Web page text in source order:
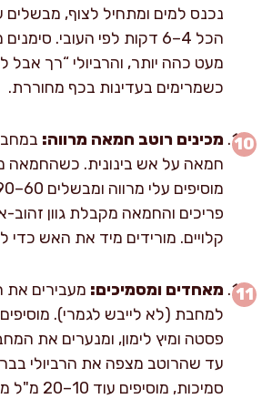
הכל 4–6 דקות לפי העובי.
מעט כהה יותר, והרביולי “רך
כשמרימים בעדינות בכף מחוררת.
מכינים רוטב חמאה מרווה:
חמאה על אש בינונית. כשהחמאה
פריכים והחמאה מקבלת גוון זהוב-
קלויים. מורידים מיד את האש כדי
מאחדים ומסמיכים: מעבירים את
עד שהרוטב מצפה את הרביולי
סמיכות, מוסיפים עוד 10–20 מ"ל מי בישול.